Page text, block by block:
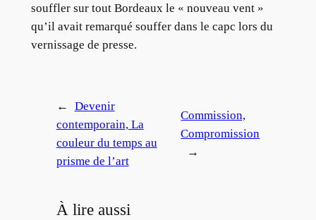
souffler sur tout Bordeaux le « nouveau vent »
qu’il avait remarqué souffer dans le capc lors du
vernissage de presse.
←
Devenir
contemporain, La
couleur du temps au
prisme de l’art
Commission,
Compromission
→
À lire aussi